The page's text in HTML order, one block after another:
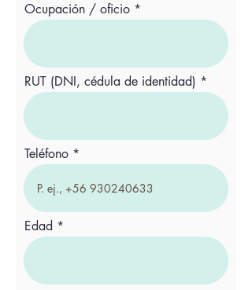
Ocupación / oficio
RUT (DNI, cédula de identidad)
Teléfono
Edad